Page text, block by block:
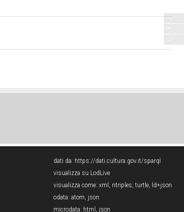
dati da: https://dati.cultura.gov.it/sparql
visualizza su LodLive
visualizza come: xml , ntriples, turtle, ld+json
odata: atom, json
microdata: html , json